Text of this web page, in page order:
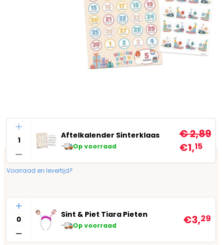
Aantal
Aftelkalender Sinterklaas
Op voorraad
€ 2,89
€1,15
Voorraad en levertijd?
Aantal
Sint & Piet Tiara Pieten
Op voorraad €3,29